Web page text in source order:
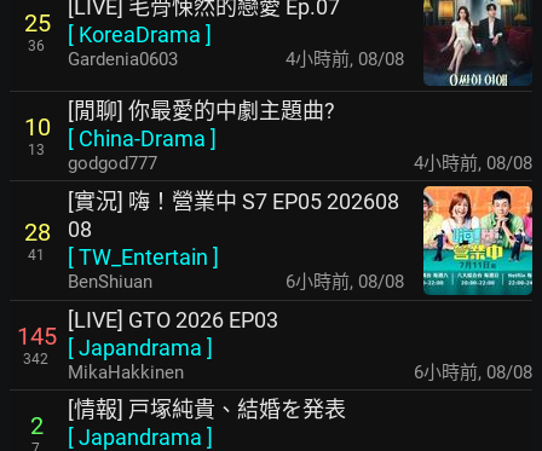
25
36
[LIVE] 毛骨悚然的戀愛 Ep.07
[ KoreaDrama ]
Gardenia0603 4小時前, 08/08
10
13
[閒聊] 你最愛的中劇主題曲?
[ China-Drama ]
godgod777 4小時前, 08/08
28
41
[實況] 嗨！營業中 S7 EP05 202608
08
[TW_Entertain ]
BenShiuan 6小時前, 08/08
145
342
[LIVE] GTO 2026 EP03
[Japandrama ]
MikaHakkinen 6小時前, 08/08
2
[情報] 戸塚純貴、結婚を発表
[Japandrama ]